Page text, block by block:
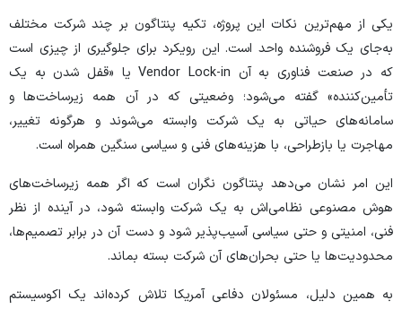
یکی از مهم‌ترین نکات این پروژه، تکیه پنتاگون بر چند شرکت مختلف
به‌جای یک فروشنده واحد است. این رویکرد برای جلوگیری از چیزی است
که در صنعت فناوری به آن Vendor Lock-in یا «قفل شدن به یک
تأمین‌کننده» گفته می‌شود؛ وضعیتی که در آن همه زیرساخت‌ها و
سامانه‌های حیاتی به یک شرکت وابسته می‌شوند و هرگونه تغییر،
مهاجرت یا بازطراحی، با هزینه‌های فنی و سیاسی سنگین همراه است.
این امر نشان می‌دهد پنتاگون نگران است که اگر همه زیرساخت‌های
هوش مصنوعی نظامی‌اش به یک شرکت وابسته شود، در آینده از نظر
فنی، امنیتی و حتی سیاسی آسیب‌پذیر شود و دست آن در برابر تصمیم‌ها،
محدودیت‌ها یا حتی بحران‌های آن شرکت بسته بماند.
به همین دلیل، مسئولان دفاعی آمریکا تلاش کرده‌اند یک اکوسیستم